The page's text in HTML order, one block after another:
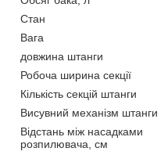
Стан
Вага
довжина штанги
Робоча ширина секції
Кількість секцій штанги
Висувний механізм штанги
Відстань між насадками
розпилювача, см